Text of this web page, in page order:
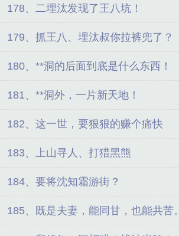
178、二埋汰发现了王八坑！
179、抓王八、埋汰叔你拉裤兜了？
180、**洞的后面到底是什么东西！
181、**洞外，一片新天地！
182、这一世，要狠狠的赚个痛快
183、上山寻人、打猎黑熊
184、要将沈知霜游街？
185、既是夫妻，能同甘，也能共苦。